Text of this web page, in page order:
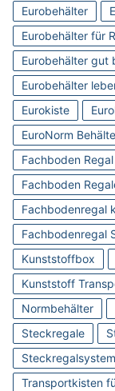
Eurobehälter
Eurobehälter für
Eurobehälter gut
Eurobehälter
Eurokiste
EuroNorm
Fachboden Regal
Fachboden
Fachbodenregal
Fachbodenregal
Kunststoffbox
Kunststoff
Normbehälter
Steckregale
Steckregalsystem
Transportkisten